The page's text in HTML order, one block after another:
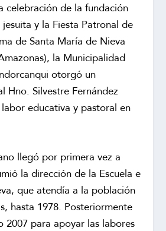
celebración de la fundación
y la Fiesta Patronal de
de Santa María de Nieva
la Municipalidad
otorgó un
Hno. Silvestre Fernández
educativa y pastoral en
llegó por primera vez a
la dirección de la Escuela e
que atendía a la población
hasta 1978. Posteriormente
2007 para apoyar las labores